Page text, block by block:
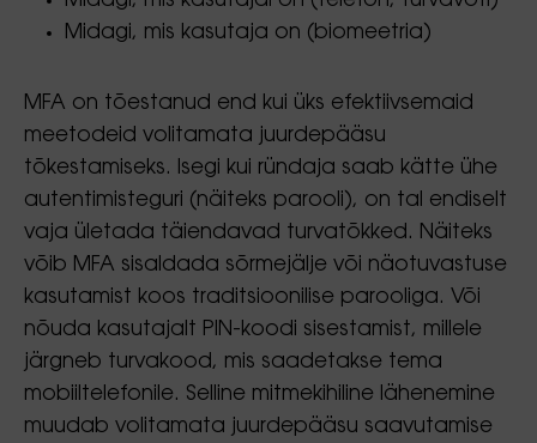
Midagi, mis kasutaja on (biomeetria)
MFA on tõestanud end kui üks efektiivsemaid
meetodeid volitamata juurdepääsu
tõkestamiseks. Isegi kui ründaja saab kätte ühe
autentimisteguri (näiteks parooli), on tal endiselt
vaja ületada täiendavad turvatõkked. Näiteks
võib MFA sisaldada sõrmejälje või näotuvastuse
kasutamist koos traditsioonilise parooliga. Või
nõuda kasutajalt PIN-koodi sisestamist, millele
järgneb turvakood, mis saadetakse tema
mobiiltelefonile. Selline mitmekihiline lähenemine
muudab volitamata juurdepääsu saavutamise